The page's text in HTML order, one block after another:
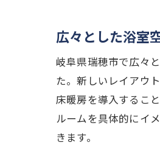
広々とした浴室
岐阜県瑞穂市で広々
た。新しいレイアウ
床暖房を導入するこ
ルームを具体的にイ
きます。